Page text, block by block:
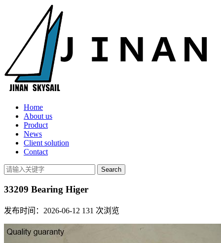
Home
About us
Product
News
Client solution
Contact
33209 Bearing Higer
发布时间：2026-06-12 131 次浏览